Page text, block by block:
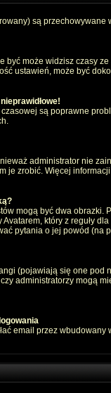
są
być może widzisz czasy
ustawień, może być
są poprawne
administrator nie
je zrobić. Więcej
mogą być dwa
który z reguły
pytania o jej powód (na
(pojawiają się one pod
administratorzy mogą
email przez